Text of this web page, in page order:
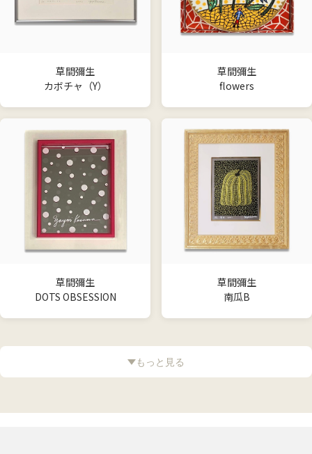
草間彌生
カボチャ（Y）
草間彌生
flowers
草間彌生
DOTS OBSESSION
草間彌生
南瓜B
もっと見る